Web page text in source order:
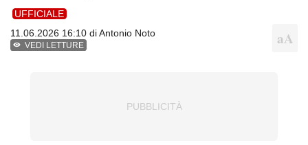
UFFICIALE
11.06.2026 16:10 diAntonio Noto
VEDI LETTURE